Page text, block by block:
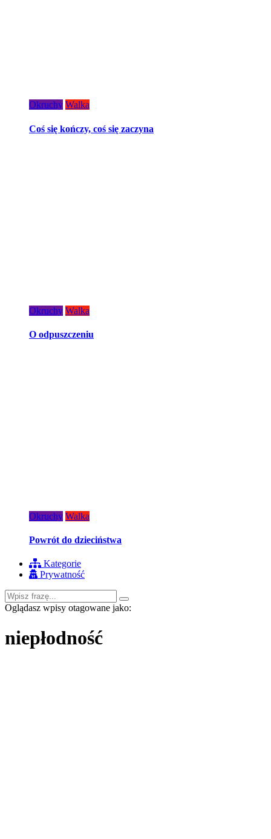
Okruchy Walka
Coś się kończy, coś się zaczyna
Okruchy Walka
O odpuszczeniu
Okruchy Walka
Powrót do dzieciństwa
Kategorie
Prywatność
Oglądasz wpisy otagowane jako:
niepłodność